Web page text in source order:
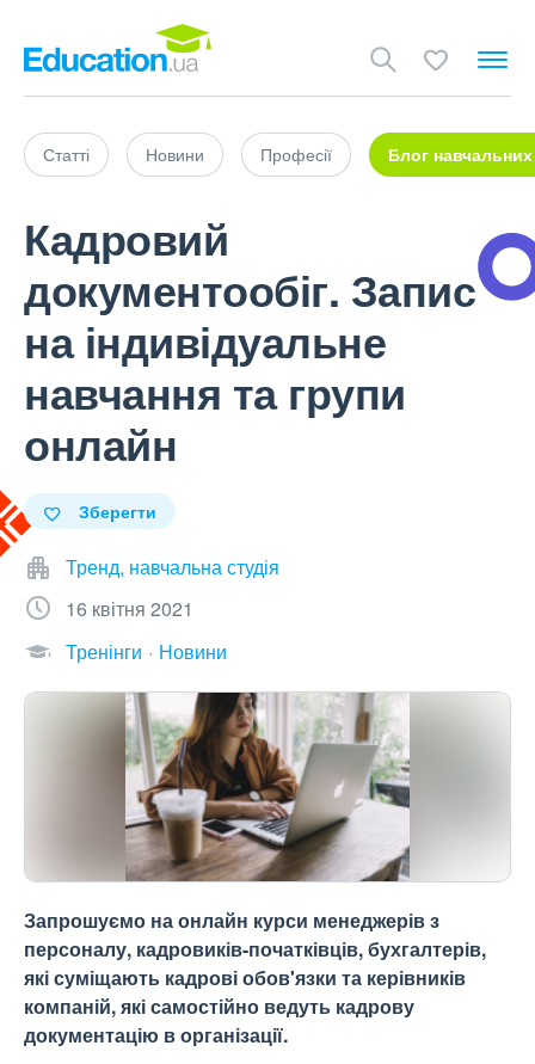
Статті Новини Професії Блог навчальних
Кадровий
документообіг. Запис
на індивідуальне
навчання та групи
онлайн
Зберегти
Тренд, навчальна студія
16 квітня 2021
Тренінги
Новини
Запрошуємо на онлайн курси менеджерів з
персоналу, кадровиків-початківців, бухгалтерів,
які суміщають кадрові обов'язки та керівників
компаній, які самостійно ведуть кадрову
документацію в організації.